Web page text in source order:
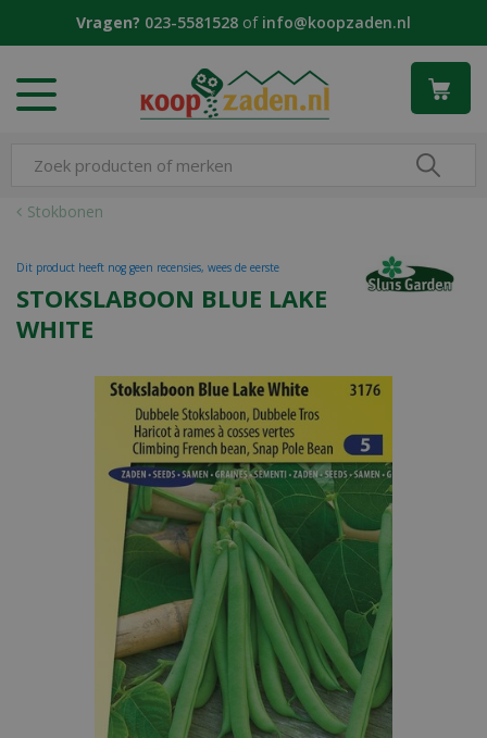
Stokbonen
Vragen? 023-5581528 of info@koopzaden.nl
STOKSLABOON BLUE LAKE
WHITE
Dit product heeft nog geen recensies, wees de eerste